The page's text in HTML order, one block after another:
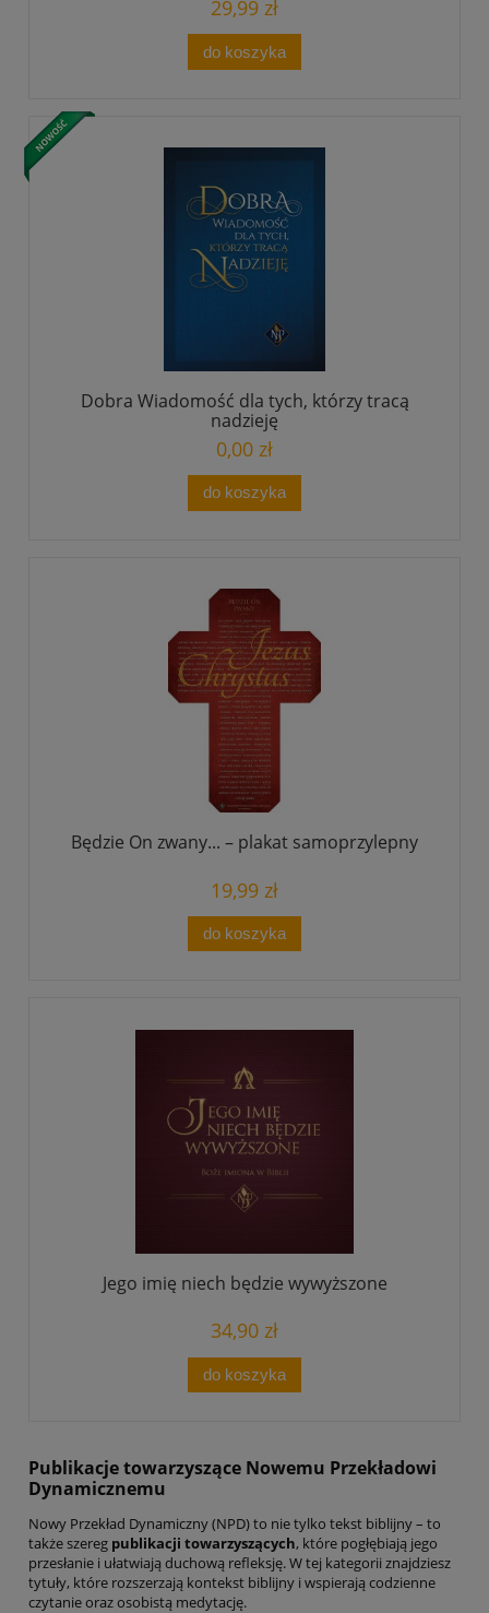
29,99 zł
do koszyka
Dobra Wiadomość dla tych, którzy tracą
nadzieję
0,00 zł
do koszyka
Będzie On zwany... – plakat samoprzylepny
19,99 zł
do koszyka
Jego imię niech będzie wywyższone
34,90 zł
do koszyka
Publikacje towarzyszące Nowemu Przekładowi
Dynamicznemu
Nowy Przekład Dynamiczny (NPD) to nie tylko tekst biblijny – to
także szereg publikacji towarzyszących, które pogłębiają jego
przesłanie i ułatwiają duchową refleksję. W tej kategorii znajdziesz
tytuły, które rozszerzają kontekst biblijny i wspierają codzienne
czytanie oraz osobistą medytację.